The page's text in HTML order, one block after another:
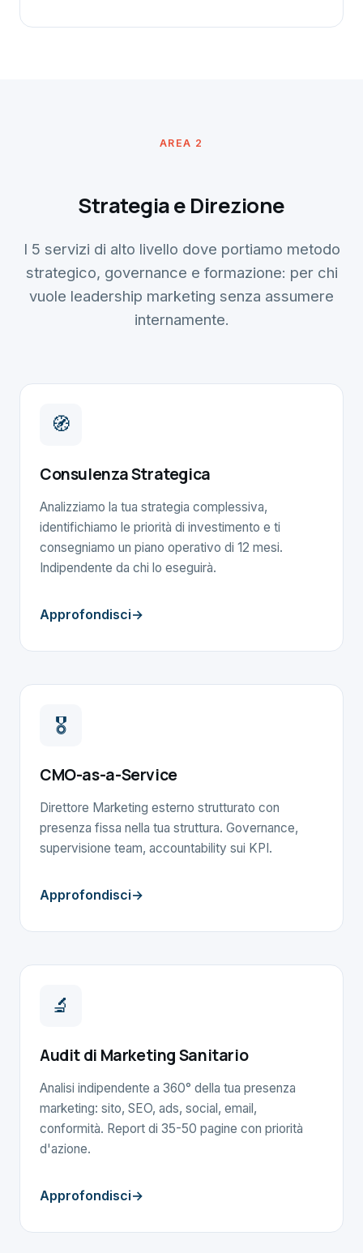
AREA 2
Strategia e Direzione
I 5 servizi di alto livello dove portiamo metodo
strategico, governance e formazione: per chi
vuole leadership marketing senza assumere
internamente.
🧭
Consulenza Strategica
Analizziamo la tua strategia complessiva,
identifichiamo le priorità di investimento e ti
consegniamo un piano operativo di 12 mesi.
Indipendente da chi lo eseguirà.
Approfondisci
🎖️
CMO-as-a-Service
Direttore Marketing esterno strutturato con
presenza fissa nella tua struttura. Governance,
supervisione team, accountability sui KPI.
Approfondisci
🔬
Audit di Marketing Sanitario
Analisi indipendente a 360° della tua presenza
marketing: sito, SEO, ads, social, email,
conformità. Report di 35-50 pagine con priorità
d'azione.
Approfondisci